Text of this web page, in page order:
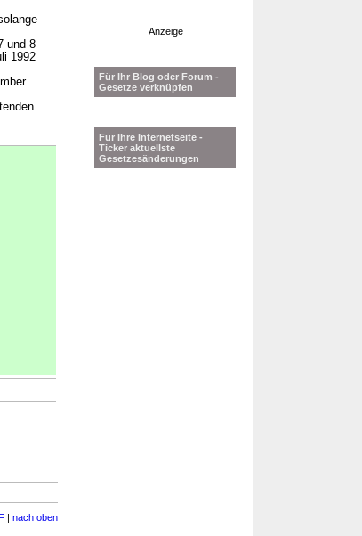
und 8
1992
| nach oben
Anzeige
Für Ihr Blog oder Forum -
Gesetze verknüpfen
Für Ihre Internetseite -
Ticker aktuellste
Gesetzesänderungen